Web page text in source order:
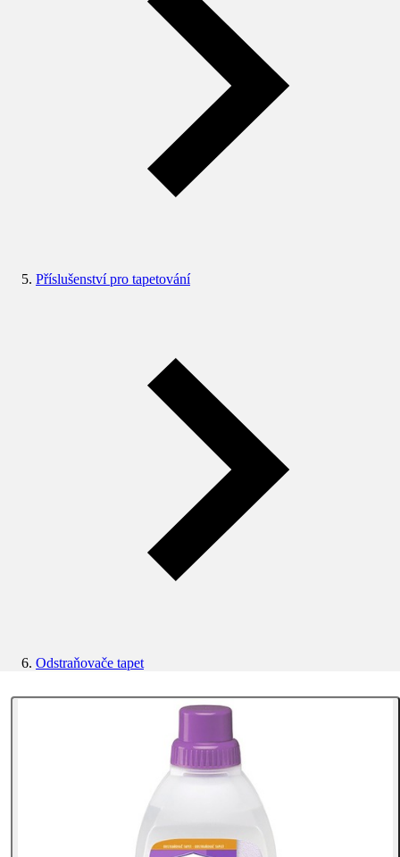
Příslušenství pro tapetování
Odstraňovače tapet